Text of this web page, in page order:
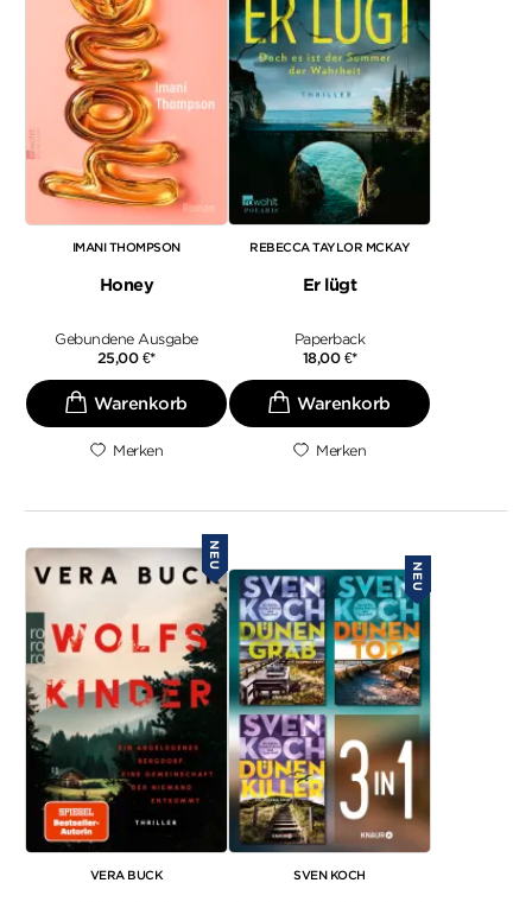
IMANI THOMPSON
Honey
Gebundene Ausgabe
25,00 €*
Merken
REBECCA TAYLOR MCKAY
Er lügt
Paperback
18,00 €*
Merken
NEU
VERA BUCK
NEU
SVEN KOCH